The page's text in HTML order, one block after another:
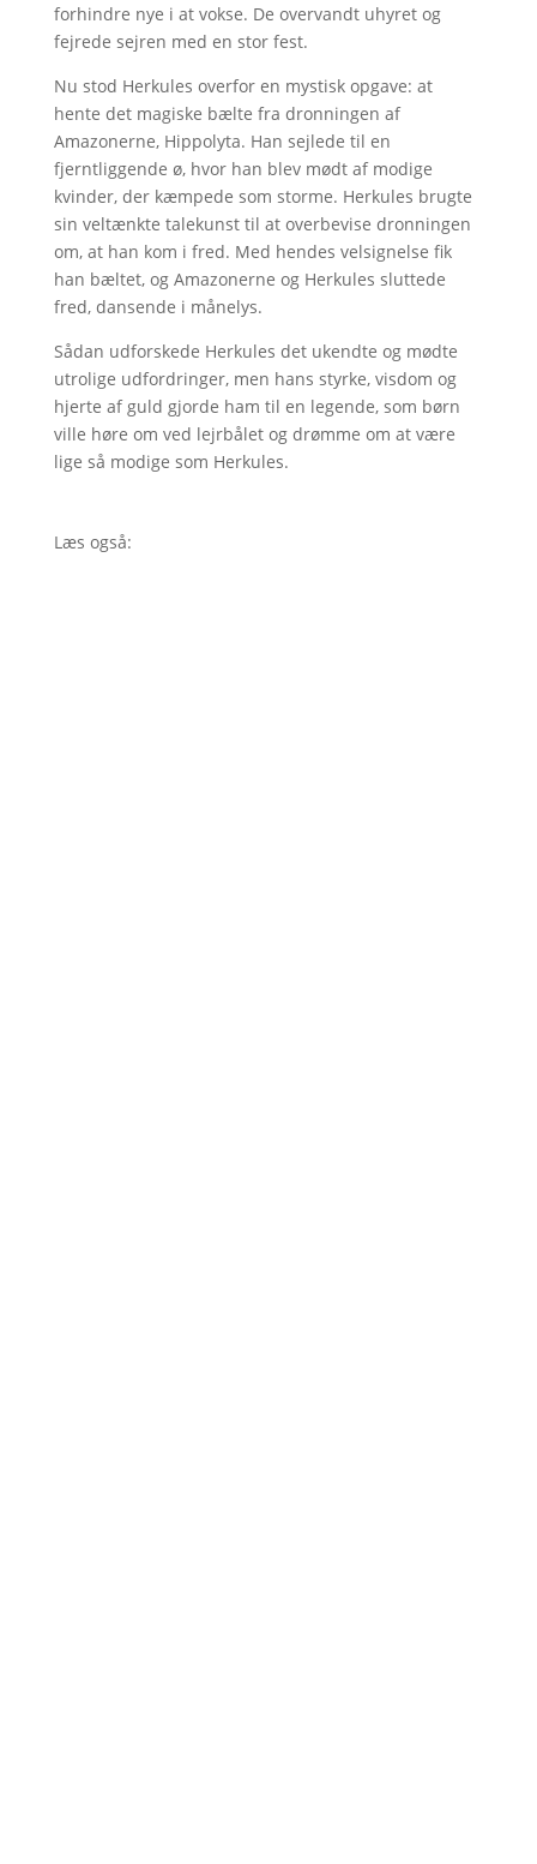
forhindre nye i at vokse. De overvandt uhyret og
fejrede sejren med en stor fest.
Nu stod Herkules overfor en mystisk opgave: at
hente det magiske bælte fra dronningen af
Amazonerne, Hippolyta. Han sejlede til en
fjerntliggende ø, hvor han blev mødt af modige
kvinder, der kæmpede som storme. Herkules brugte
sin veltænkte talekunst til at overbevise dronningen
om, at han kom i fred. Med hendes velsignelse fik
han bæltet, og Amazonerne og Herkules sluttede
fred, dansende i månelys.
Sådan udforskede Herkules det ukendte og mødte
utrolige udfordringer, men hans styrke, visdom og
hjerte af guld gjorde ham til en legende, som børn
ville høre om ved lejrbålet og drømme om at være
lige så modige som Herkules.
Læs også: